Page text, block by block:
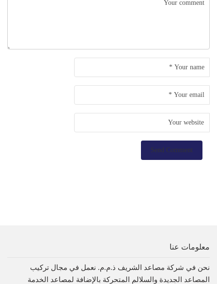
معلومات عنا
نحن في شركة مصاعد الشريف ذ.م.م. نعمل في مجال تركيب
المصاعد الجديدة والسلالم المتحركة بالإضافة لمصاعد الخدمة